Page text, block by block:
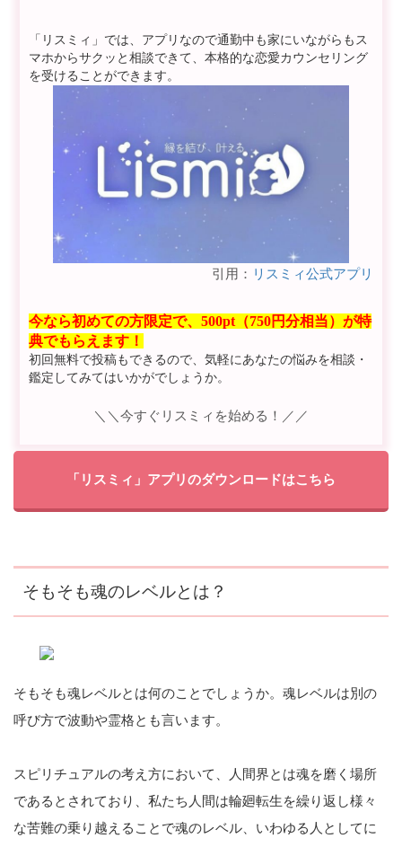
「リスミィ」では、アプリなので通勤中も家にいながらもス
マホからサクッと相談できて、本格的な恋愛カウンセリング
を受けることができます。
引用： リスミィ公式アプリ
今なら初めての方限定で、500pt（750円分相当）が特
典でもらえます！
初回無料で投稿もできるので、気軽にあなたの悩みを相談・
鑑定してみてはいかがでしょうか。
＼＼今すぐリスミィを始める！／／
「リスミィ」アプリのダウンロードはこちら
そもそも魂のレベルとは？
そもそも魂レベルとは何のことでしょうか。魂レベルは別の
呼び方で波動や霊格とも言います。
スピリチュアルの考え方において、人間界とは魂を磨く場所
であるとされており、私たち人間は輪廻転生を繰り返し様々
な苦難の乗り越えることで魂のレベル、いわゆる人としてに